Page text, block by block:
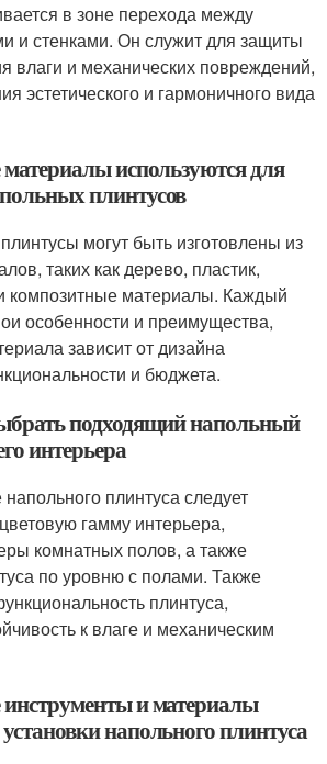
в зоне перехода между
и стенками. Он служит для защиты
влаги и механических повреждений,
эстетического и гармоничного вида
используются для
плинтусов
могут быть изготовлены из
таких как дерево, пластик,
композитные материалы. Каждый
особенности и преимущества,
зависит от дизайна
и бюджета.
подходящий напольный
интерьера
плинтуса следует
гамму интерьера,
комнатных полов, а также
по уровню с полами. Также
плинтуса,
к влаге и механическим
и материалы
напольного плинтуса